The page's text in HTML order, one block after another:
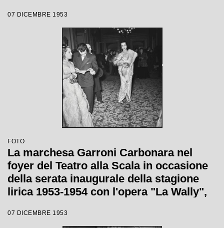
Maria Giulini, con la regia di Tatiana
07 DICEMBRE 1953
FOTO
La marchesa Garroni Carbonara nel
foyer del Teatro alla Scala in occasione
della serata inaugurale della stagione
lirica 1953-1954 con l'opera "La Wally",
Maria Giulini, con la regia di Tatiana
07 DICEMBRE 1953